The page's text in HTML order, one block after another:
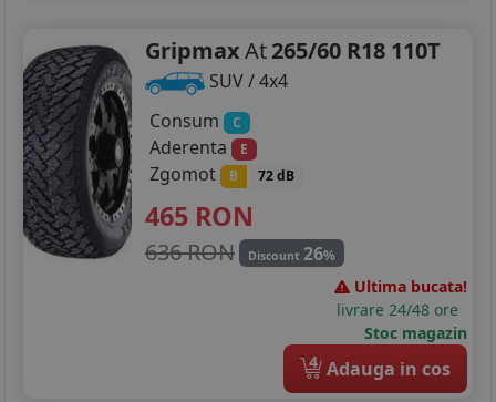
GripmaxAt265/60 R18 110T
SUV / 4x4
Consum
C
Aderenta E
Zgomot B 72 dB
465 RON
636 RON Discount 26%
Ultima bucata!
livrare 24/48 ore
Stoc magazin
4 Adauga in cos